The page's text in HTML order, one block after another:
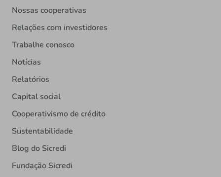
Nossas cooperativas
Relações com investidores
Trabalhe conosco
Notícias
Relatórios
Capital social
Cooperativismo de crédito
Sustentabilidade
Blog do Sicredi
Fundação Sicredi